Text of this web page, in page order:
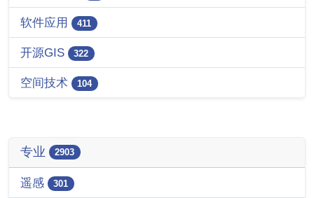
软件应用 411
开源GIS 322
空间技术 104
专业 2903
遥感 301